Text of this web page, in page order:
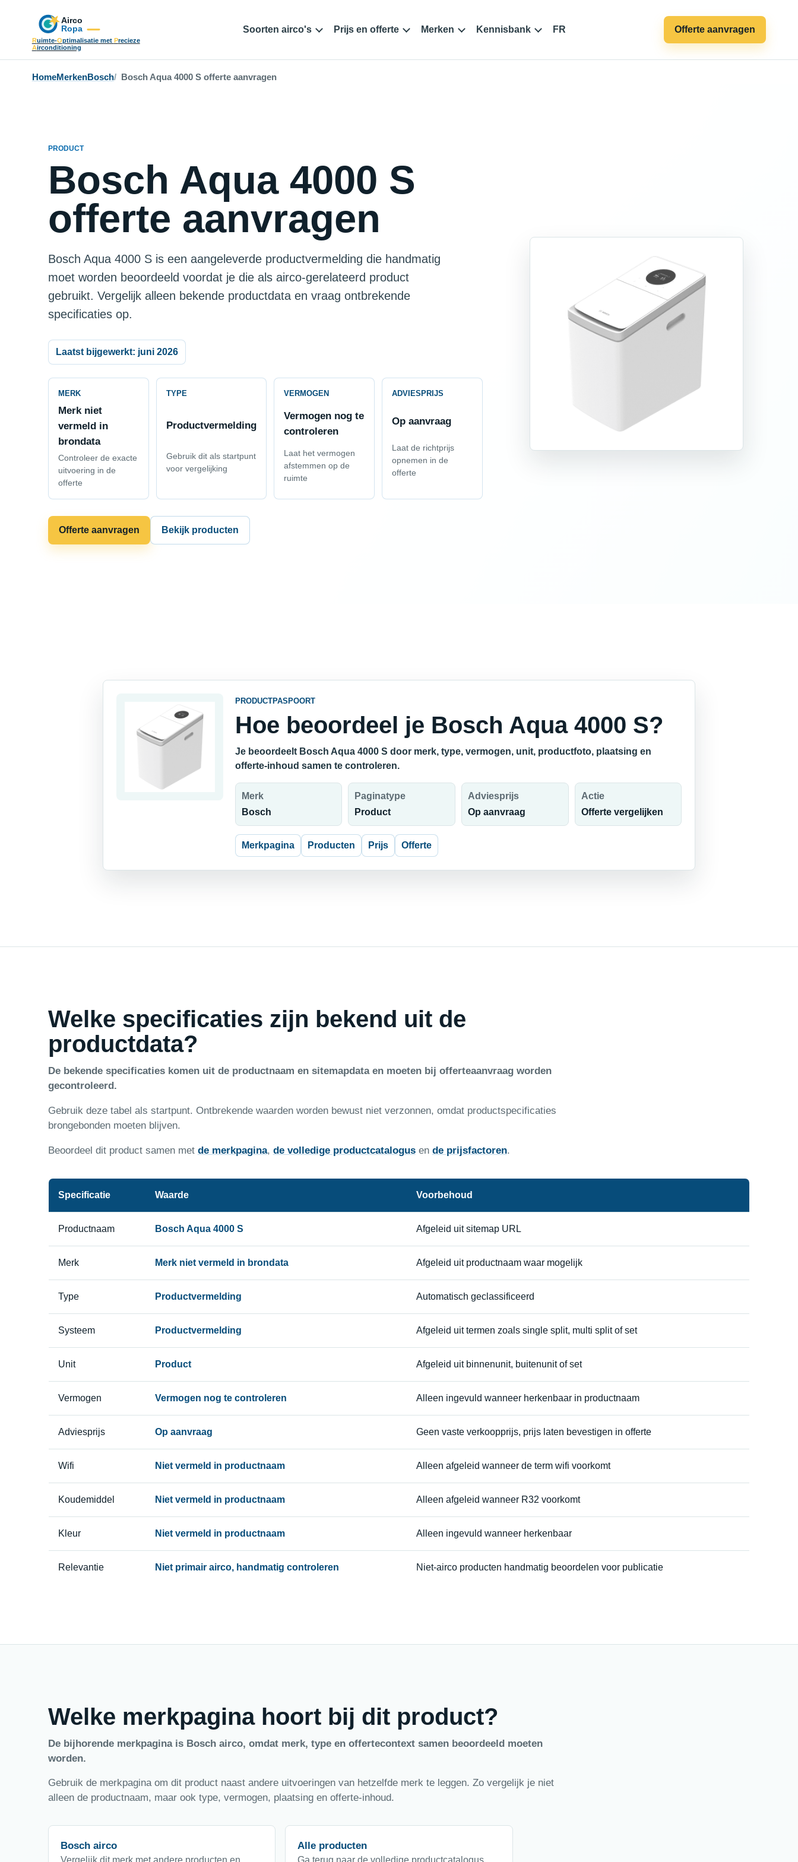
Ruimte-Optimalisatie met Precieze
Airconditioning
Soorten airco's Prijs en offerte Merken Kennisbank FR Offerte aanvragen
HomeMerkenBosch Bosch Aqua 4000 S offerte aanvragen
PRODUCT
Bosch Aqua 4000 S
offerte aanvragen
Bosch Aqua 4000 S is een aangeleverde productvermelding die handmatig
moet worden beoordeeld voordat je die als airco-gerelateerd product
gebruikt. Vergelijk alleen bekende productdata en vraag ontbrekende
specificaties op.
Laatst bijgewerkt: juni 2026
MERK
Merk niet
vermeld in
brondata
Controleer de exacte
uitvoering in de
offerte
TYPE
Productvermelding
Gebruik dit als startpunt
voor vergelijking
VERMOGEN
Vermogen nog te
controleren
Laat het vermogen
afstemmen op de
ruimte
ADVIESPRIJS
Op aanvraag
Laat de richtprijs
opnemen in de
offerte
Offerte aanvragen Bekijk producten
PRODUCTPASPOORT
Hoe beoordeel je Bosch Aqua 4000 S?
Je beoordeelt Bosch Aqua 4000 S door merk, type, vermogen, unit, productfoto, plaatsing en
offerte-inhoud samen te controleren.
Merk
Bosch
Paginatype
Product
Adviesprijs
Op aanvraag
Actie
Offerte vergelijken
Merkpagina Producten Prijs Offerte
Welke specificaties zijn bekend uit de
productdata?
De bekende specificaties komen uit de productnaam en sitemapdata en moeten bij offerteaanvraag worden
gecontroleerd.
Gebruik deze tabel als startpunt. Ontbrekende waarden worden bewust niet verzonnen, omdat productspecificaties
brongebonden moeten blijven.
Beoordeel dit product samen met de merkpagina, de volledige productcatalogusen de prijsfactoren.
Specificatie Waarde Voorbehoud
Productnaam Bosch Aqua 4000 S Afgeleid uit sitemap URL
Merk Merk niet vermeld in brondata Afgeleid uit productnaam waar mogelijk
Type Productvermelding Automatisch geclassificeerd
Systeem Productvermelding Afgeleid uit termen zoals single split, multi split of set
Unit Product Afgeleid uit binnenunit, buitenunit of set
Vermogen Vermogen nog te controleren Alleen ingevuld wanneer herkenbaar in productnaam
Adviesprijs Op aanvraag Geen vaste verkoopprijs, prijs laten bevestigen in offerte
Wifi Niet vermeld in productnaam Alleen afgeleid wanneer de term wifi voorkomt
Koudemiddel Niet vermeld in productnaam Alleen afgeleid wanneer R32 voorkomt
Kleur Niet vermeld in productnaam Alleen ingevuld wanneer herkenbaar
Relevantie Niet primair airco, handmatig controleren Niet-airco producten handmatig beoordelen voor publicatie
Welke merkpagina hoort bij dit product?
De bijhorende merkpagina is Bosch airco, omdat merk, type en offertecontext samen beoordeeld moeten
worden.
Gebruik de merkpagina om dit product naast andere uitvoeringen van hetzelfde merk te leggen. Zo vergelijk je niet
alleen de productnaam, maar ook type, vermogen, plaatsing en offerte-inhoud.
Bosch airco Alle producten